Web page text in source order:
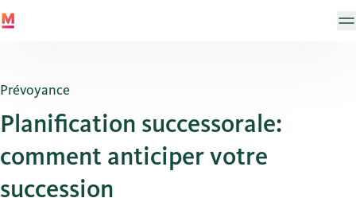
Prévoyance
Planification successorale:
comment anticiper votre
succession